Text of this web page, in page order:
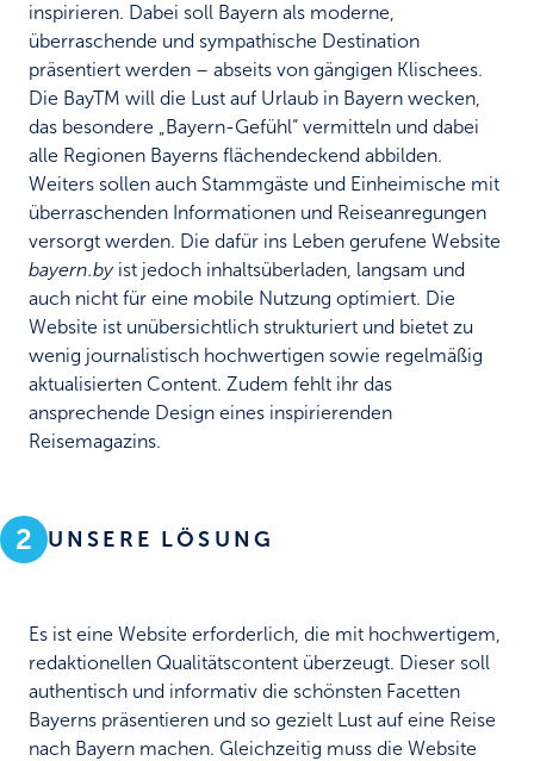
inspirieren. Dabei soll Bayern als moderne,
überraschende und sympathische Destination
präsentiert werden – abseits von gängigen Klischees.
Die BayTM will die Lust auf Urlaub in Bayern wecken,
das besondere „Bayern-Gefühl“ vermitteln und dabei
alle Regionen Bayerns flächendeckend abbilden.
Weiters sollen auch Stammgäste und Einheimische mit
überraschenden Informationen und Reiseanregungen
versorgt werden. Die dafür ins Leben gerufene Website
bayern.byist jedoch inhaltsüberladen, langsam und
auch nicht für eine mobile Nutzung optimiert. Die
Website ist unübersichtlich strukturiert und bietet zu
wenig journalistisch hochwertigen sowie regelmäßig
aktualisierten Content. Zudem fehlt ihr das
ansprechende Design eines inspirierenden
Reisemagazins.
2 UNSERE LÖSUNG
Es ist eine Website erforderlich, die mit hochwertigem,
redaktionellen Qualitätscontent überzeugt. Dieser soll
authentisch und informativ die schönsten Facetten
Bayerns präsentieren und so gezielt Lust auf eine Reise
nach Bayern machen. Gleichzeitig muss die Website